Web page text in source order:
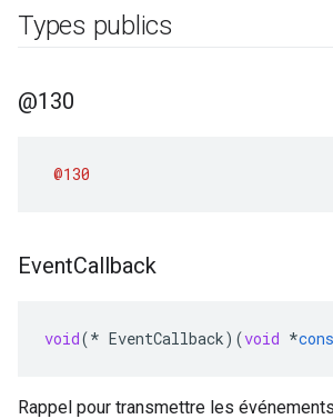
Types publics
@130
@130
EventCallback
void(* EventCallback)(void *
Rappel pour transmettre les